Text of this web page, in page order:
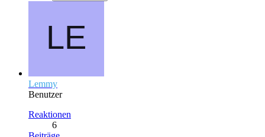
Lemmy
Benutzer
Reaktionen
6